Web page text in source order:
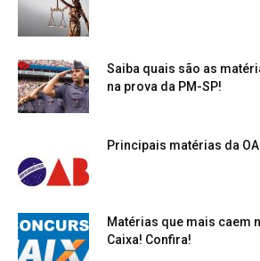
Saiba quais são as
na prova da PM-SP!
Principais matérias da
Matérias que mais caem
Caixa! Confira!